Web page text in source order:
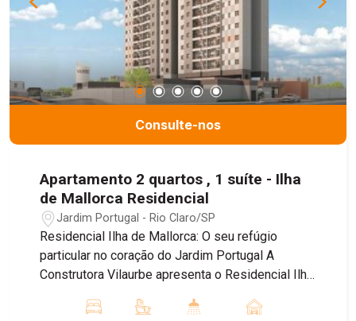
Consulte-nos
Apartamento 2 quartos , 1 suíte - Ilha
de Mallorca Residencial
Jardim Portugal - Rio Claro/SP
Residencial Ilha de Mallorca: O seu refúgio
particular no coração do Jardim Portugal A
Construtora Vilaurbe apresenta o Residencial Ilha
sofisticação do estilo de vida mediterrâneo para